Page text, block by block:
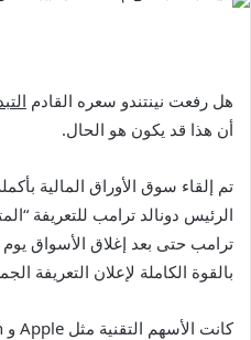
هل رفعت نينتندو سعره القادم
أن هذا قد يكون هو الحال.
تم إلقاء سوق الأوراق المالية
ترامب حتى بعد إغلاق الأسواق يوم
بالقوة الكاملة لإعلان التعريفة
كانت الأسهم التقنية مثل Apple و Amazon و Nvidia